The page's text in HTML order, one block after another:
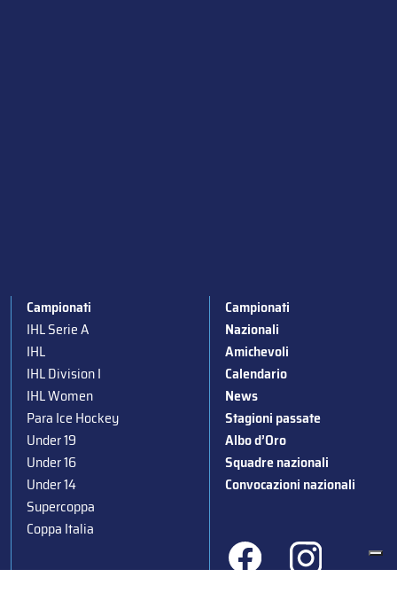
Campionati
IHL Serie A
IHL
IHL Division I
IHL Women
Para Ice Hockey
Under 19
Under 16
Under 14
Supercoppa
Coppa Italia
Campionati
Nazionali
Amichevoli
Calendario
News
Stagioni passate
Albo d’Oro
Squadre nazionali
Convocazioni nazionali